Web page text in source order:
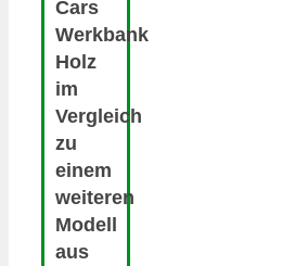
Cars
Werkbank
Holz
im
Vergleich
zu
einem
weiteren
Modell
aus